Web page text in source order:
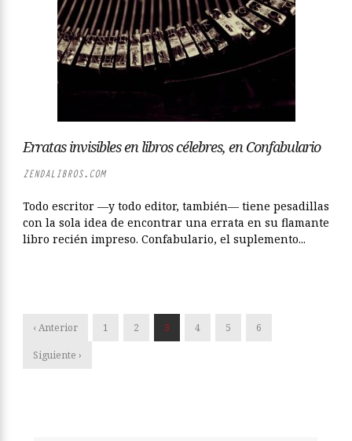
Erratas invisibles en libros célebres, en Confabulario
ZENDALIBROS.COM
Todo escritor —y todo editor, también— tiene pesadillas
con la sola idea de encontrar una errata en su flamante
libro recién impreso. Confabulario, el suplemento...
‹ Anterior 1 2 3 4 5 6
Siguiente ›